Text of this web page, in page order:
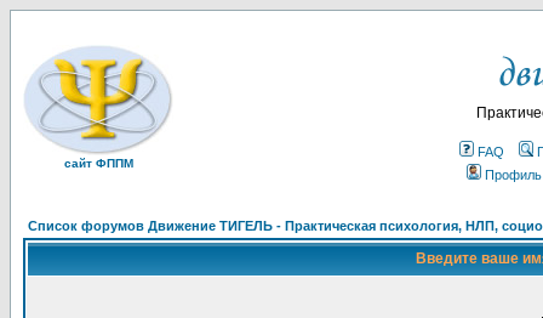
сайт ФППМ
FAQ
Профиль
Список форумов Движение ТИГЕЛЬ - Практическая психология, НЛП,
Введите ваше